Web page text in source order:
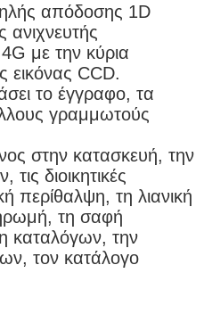
απόδοσης 1D
ανιχνευτής
με την κύρια
εικόνας CCD.
το έγγραφο, τα
γραμμωτούς
στην κατασκευή, την
διοικητικές
περίθαλψη, τη λιανική
τη σαφή
καταλόγων, την
τον κατάλογο